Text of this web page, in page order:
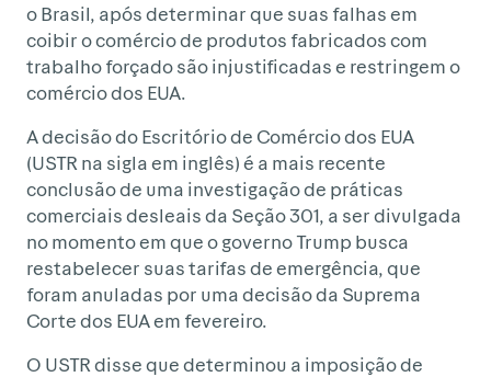
o Brasil, após determinar que suas falhas em
coibir o comércio de produtos fabricados com
trabalho forçado são injustificadas e restringem o
comércio dos EUA.
A decisão do Escritório de Comércio dos EUA
(USTR na sigla em inglês) é a mais recente
conclusão de uma investigação de práticas
comerciais desleais da Seção 301, a ser divulgada
no momento em que o governo Trump busca
restabelecer suas tarifas de emergência, que
foram anuladas por uma decisão da Suprema
Corte dos EUA em fevereiro.
O USTR disse que determinou a imposição de